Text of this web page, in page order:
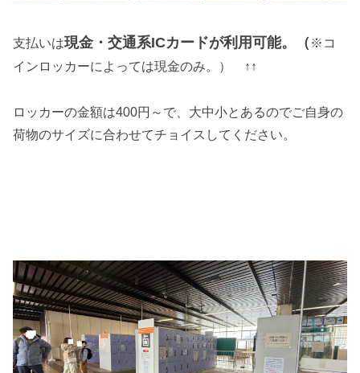
支払いは現金・交通系ICカードが利用可能。（ ※コ
インロッカーによっては現金のみ。） ↑↑
ロッカーの金額は400円～で、大中小とあるのでご自身の
荷物のサイズに合わせてチョイスしてください。